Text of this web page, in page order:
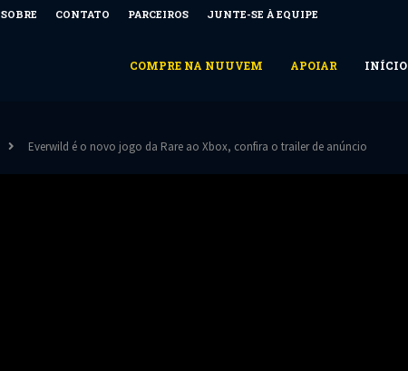
SOBRE CONTATO PARCEIROS JUNTE-SE À EQUIPE
COMPRE NA NUUVEM APOIAR INÍCIO
Everwild é o novo jogo da Rare ao Xbox, confira o trailer de anúncio